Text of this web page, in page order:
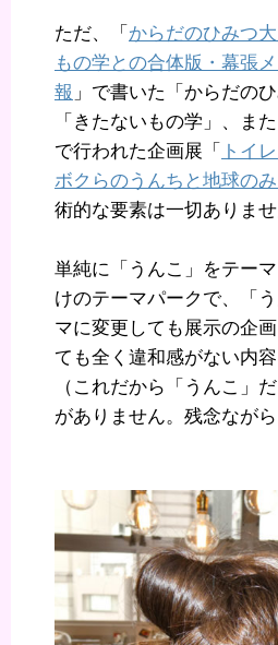
ただ、「 からだのひみつ
もの学との合体版・幕張
報 」で書いた「からだの
「きたないもの学」、ま
で行われた企画展「
トイ
ボクらのうんちと地球の
術的な要素は一切ありませ
単純に「うんこ」をテー
けのテーマパークで、「
マに変更しても展示の企
ても全く違和感がない内容
（これだから「うんこ」
がありません。残念ながら